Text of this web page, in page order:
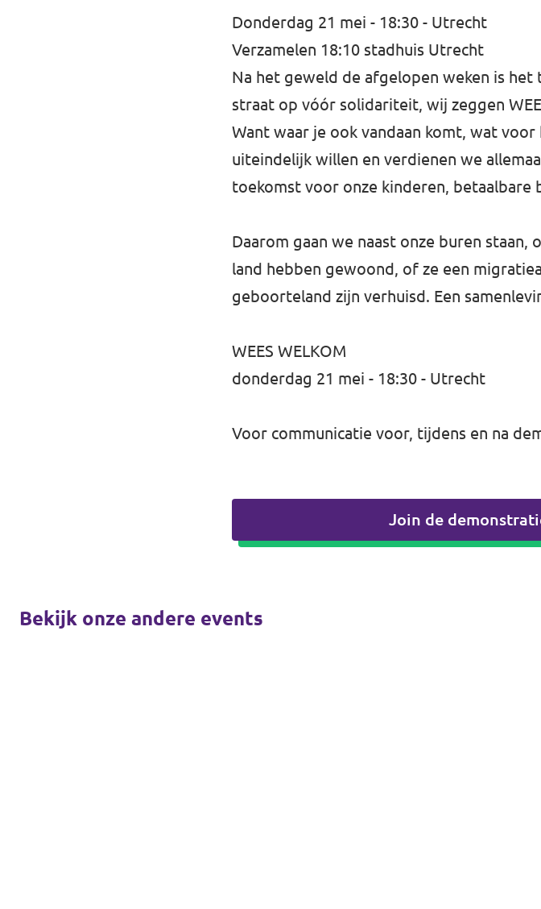
Donderdag 21 mei - 18:30 - Utrecht
Verzamelen 18:10 stadhuis Utrecht
Na het geweld de afgelopen weken is
straat op vóór solidariteit, wij zeggen
Want waar je ook vandaan komt, wat
uiteindelijk willen en verdienen we
toekomst voor onze kinderen, betaalbare
Daarom gaan we naast onze buren
land hebben gewoond, of ze een
geboorteland zijn verhuisd. Een
WEES WELKOM
donderdag 21 mei - 18:30 - Utrecht
Voor communicatie voor, tijdens en na
Join de
Bekijk onze andere events